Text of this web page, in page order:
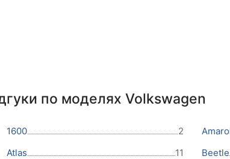
по моделях Volkswagen
1600 2
Atlas 11 Beetle